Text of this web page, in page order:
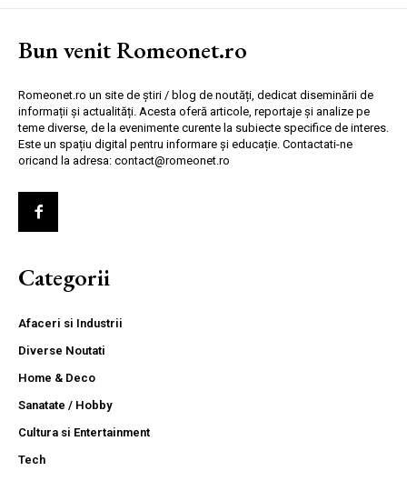
Bun venit Romeonet.ro
Romeonet.ro un site de știri / blog de noutăți, dedicat diseminării de
informații și actualități. Acesta oferă articole, reportaje și analize pe
teme diverse, de la evenimente curente la subiecte specifice de interes.
Este un spațiu digital pentru informare și educație. Contactati-ne
oricand la adresa: contact@romeonet.ro
Categorii
Afaceri si Industrii
Diverse Noutati
Home & Deco
Sanatate / Hobby
Cultura si Entertainment
Tech